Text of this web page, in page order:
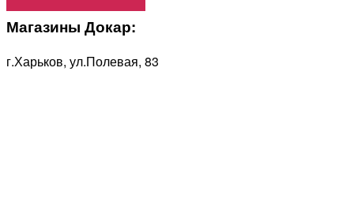
Магазины Докар:
г.Харьков, ул.Полевая, 83